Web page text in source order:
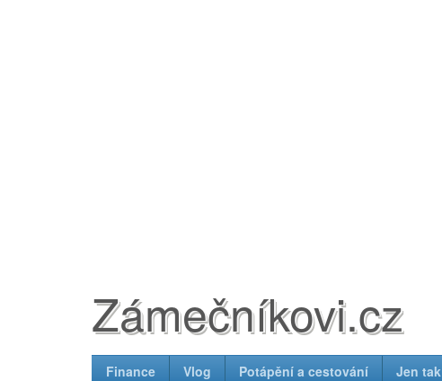
Zámečníkovi.cz
Finance Vlog Potápění a cestování Jen tak